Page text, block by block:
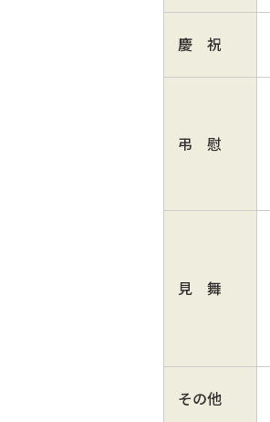
慶祝
弔慰
見舞
その他